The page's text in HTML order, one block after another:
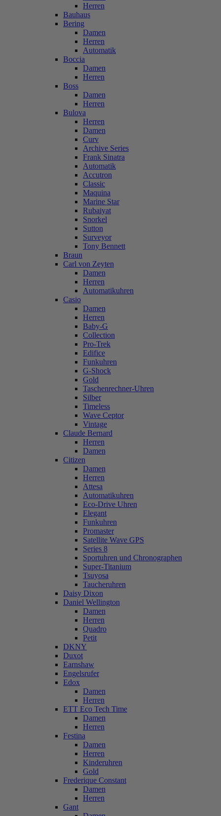
Herren
Bauhaus
Bering
Damen
Herren
Automatik
Boccia
Damen
Herren
Boss
Damen
Herren
Bulova
Herren
Damen
Curv
Archive Series
Frank Sinatra
Automatik
Accutron
Classic
Maquina
Marine Star
Rubaiyat
Snorkel
Sutton
Surveyor
Tony Bennett
Braun
Carl von Zeyten
Damen
Herren
Automatikuhren
Casio
Damen
Herren
Baby-G
Collection
Pro-Trek
Edifice
Funkuhren
G-Shock
Gold
Taschenrechner-Uhren
Silber
Timeless
Wave Ceptor
Vintage
Claude Bernard
Herren
Damen
Citizen
Damen
Herren
Attesa
Automatikuhren
Eco-Drive Uhren
Elegant
Funkuhren
Promaster
Satellite Wave GPS
Series 8
Sportuhren und Chronographen
Super-Titanium
Tsuyosa
Taucheruhren
Daisy Dixon
Daniel Wellington
Damen
Herren
Quadro
Petit
DKNY
Duxot
Earnshaw
Engelsrufer
Edox
Damen
Herren
ETT Eco Tech Time
Damen
Herren
Festina
Damen
Herren
Kinderuhren
Gold
Frederique Constant
Damen
Herren
Gant